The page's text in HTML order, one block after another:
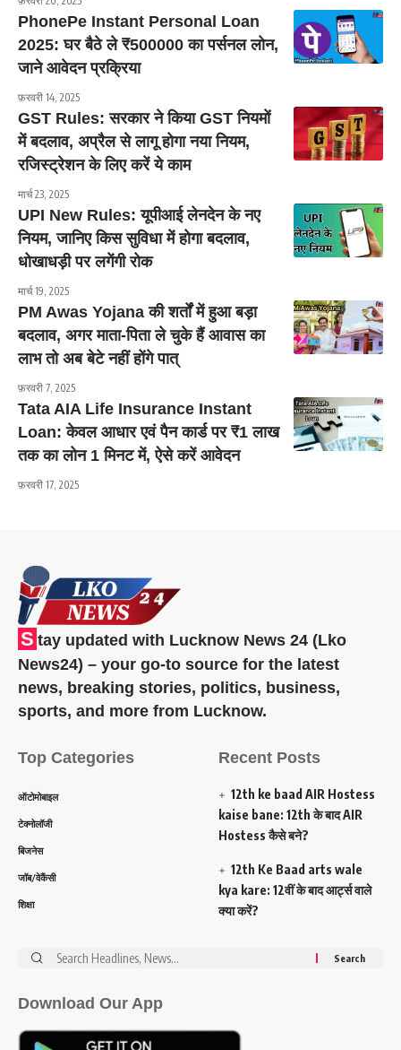
PhonePe Instant Personal Loan
2025: घर बैठे ले ₹500000 का पर्सनल लोन,
जाने आवेदन प्रक्रिया
फ़रवरी 14, 2025
GST Rules: सरकार ने किया GST नियमों
में बदलाव, अप्रैल से लागू होगा नया नियम,
रजिस्ट्रेशन के लिए करें ये काम
मार्च 23, 2025
UPI New Rules: यूपीआई लेनदेन के नए
नियम, जानिए किस सुविधा में होगा बदलाव,
धोखाधड़ी पर लगेंगी रोक
मार्च 19, 2025
PM Awas Yojana की शर्तों में हुआ बड़ा
बदलाव, अगर माता-पिता ले चुके हैं आवास का
लाभ तो अब बेटे नहीं होंगे पात्
फ़रवरी 7, 2025
Tata AIA Life Insurance Instant
Loan: केवल आधार एवं पैन कार्ड पर ₹1 लाख
तक का लोन 1 मिनट में, ऐसे करें आवेदन
फ़रवरी 17, 2025
S tay updated with Lucknow News 24 (Lko
News24) – your go-to source for the latest
news, breaking stories, politics, business,
sports, and more from Lucknow.
Top Categories
ऑटोमोबाइल
टेक्नोलॉजी
बिजनेस
जॉब/वेकैंसी
शिक्षा
Recent Posts
12th ke baad AIR Hostess
kaise bane: 12th के बाद AIR
Hostess कैसे बने?
12th Ke Baad arts wale
kya kare: 12वीं के बाद आर्ट्स वाले
क्या करें?
Search
Download Our App